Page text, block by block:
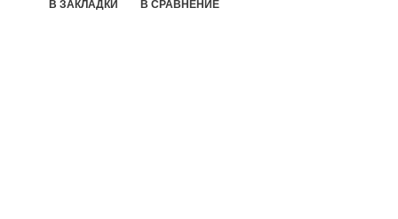
В ЗАКЛАДКИ В СРАВНЕНИЕ